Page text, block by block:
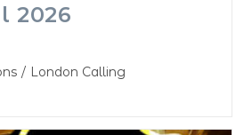
2026
/ London Calling